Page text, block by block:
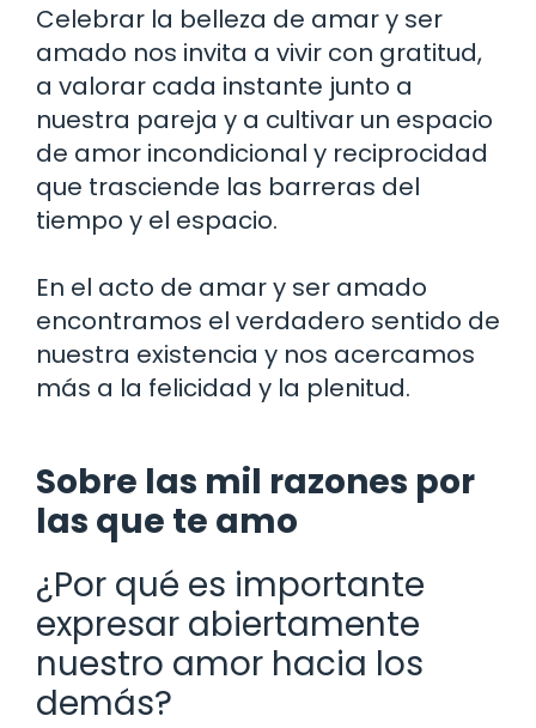
Celebrar la belleza de amar y ser
amado nos invita a vivir con gratitud,
a valorar cada instante junto a
nuestra pareja y a cultivar un espacio
de amor incondicional y reciprocidad
que trasciende las barreras del
tiempo y el espacio.
En el acto de amar y ser amado
encontramos el verdadero sentido de
nuestra existencia y nos acercamos
más a la felicidad y la plenitud.
Sobre las mil razones por
las que te amo
¿Por qué es importante
expresar abiertamente
nuestro amor hacia los
demás?